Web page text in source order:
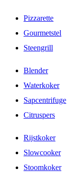
Pizzarette
Gourmetstel
Steengrill
Blender
Waterkoker
Sapcentrifuge
Citruspers
Rijstkoker
Slowcooker
Stoomkoker